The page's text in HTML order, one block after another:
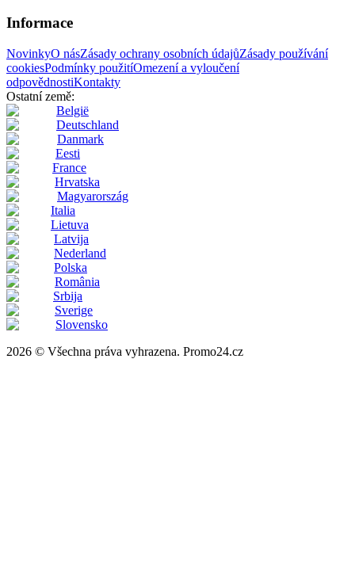
Informace
NovinkyO násZásady ochrany osobních údajůZásady používání
cookiesPodmínky použitíOmezení a vyloučení
odpovědnostiKontakty
Ostatní země:
België
Deutschland
Danmark
Eesti
France
Hrvatska
Magyarország
Italia
Lietuva
Latvija
Nederland
Polska
România
Srbija
Sverige
Slovensko
2026 © Všechna práva vyhrazena. Promo24.cz